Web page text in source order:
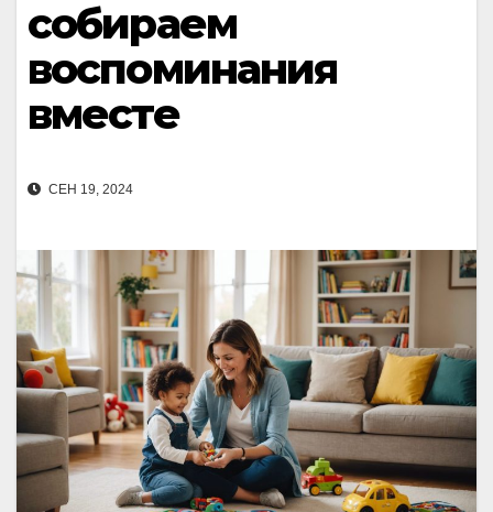
собираем
воспоминания
вместе
СЕН 19, 2024